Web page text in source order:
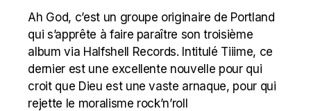
Ah God, c’est un groupe originaire de Portland
qui s’apprête à faire paraître son troisième
album via Halfshell Records. Intitulé Tiiime, ce
dernier est une excellente nouvelle pour qui
croit que Dieu est une vaste arnaque, pour qui
rejette le moralisme rock’n’roll